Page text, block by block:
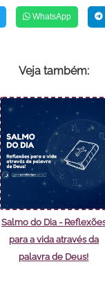
WhatsApp
Veja também:
Salmo do Dia -
para a vida através da
palavra de Deus!